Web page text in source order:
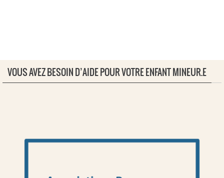
VOUS AVEZ BESOIN D’AIDE POUR VOTRE ENFANT MINEUR.E